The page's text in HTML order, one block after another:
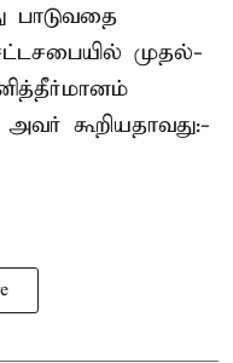
பாடுவதை
முதல்-
கூறியதாவது:-